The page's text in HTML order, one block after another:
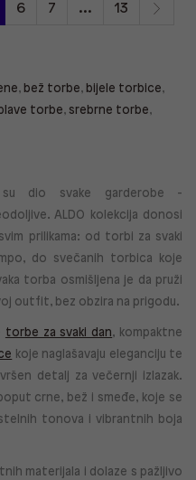
6 7 ... 13
, bež torbe, bijele torbice,
torbe, srebrne torbe,
su dio svake garderobe -
ALDO kolekcija donosi
prilikama: od torbi za svaki
do svečanih torbica koje
torba osmišljena je da pruži
outfit, bez obzira na prigodu.
torbe za svaki dan, kompaktne
koje naglašavaju eleganciju te
detalj za večernji izlazak.
crne, bež i smeđe, koje se
tonova i vibrantnih boja
materijala i dolaze s pažljivo